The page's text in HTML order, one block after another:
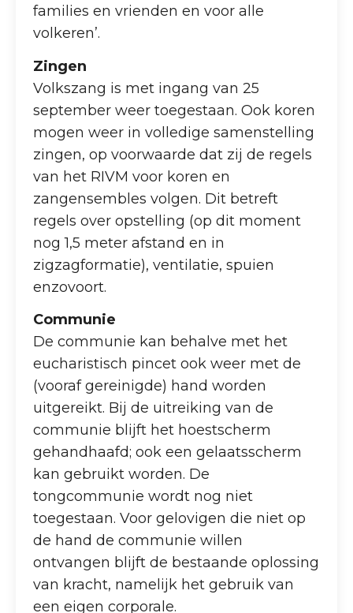
families en vrienden en voor alle
volkeren’.
Zingen
Volkszang is met ingang van 25
september weer toegestaan. Ook koren
mogen weer in volledige samenstelling
zingen, op voorwaarde dat zij de regels
van het RIVM voor koren en
zangensembles volgen. Dit betreft
regels over opstelling (op dit moment
nog 1,5 meter afstand en in
zigzagformatie), ventilatie, spuien
enzovoort.
Communie
De communie kan behalve met het
eucharistisch pincet ook weer met de
(vooraf gereinigde) hand worden
uitgereikt. Bij de uitreiking van de
communie blijft het hoestscherm
gehandhaafd; ook een gelaatsscherm
kan gebruikt worden. De
tongcommunie wordt nog niet
toegestaan. Voor gelovigen die niet op
de hand de communie willen
ontvangen blijft de bestaande oplossing
van kracht, namelijk het gebruik van
een eigen corporale.